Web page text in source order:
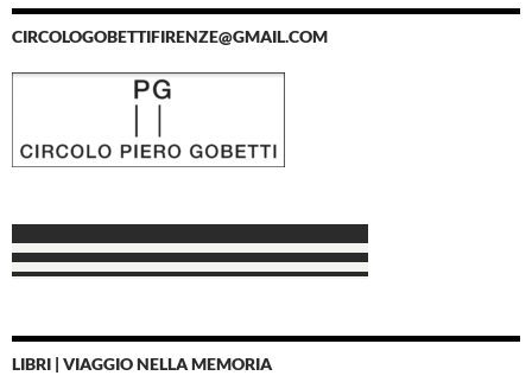
CIRCOLOGOBETTIFIRENZE@GMAIL.COM
LIBRI | VIAGGIO NELLA MEMORIA